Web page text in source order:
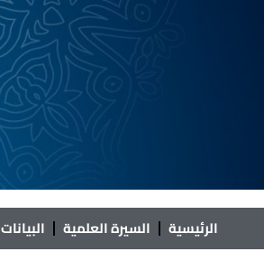
الرئيسية السيرة العلمية البيانات